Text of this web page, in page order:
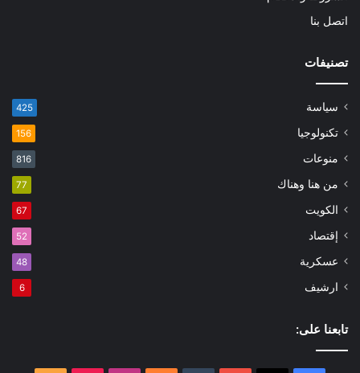
اتصل بنا
تصنيفات
سياسة 425
تكنولوجيا 156
منوعات 816
من هنا وهناك 77
الكويت 67
إقتصاد 52
عسكرية 48
ارشيف 6
تابعنا على: